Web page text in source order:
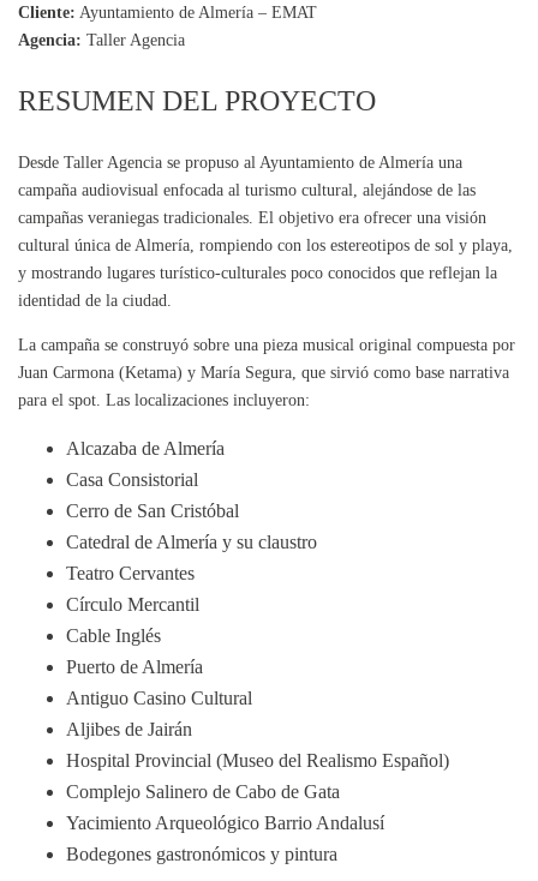
Cliente: Ayuntamiento de Almería – EMAT
Agencia: Taller Agencia
RESUMEN DEL PROYECTO
Desde Taller Agencia se propuso al Ayuntamiento de Almería una
campaña audiovisual enfocada al turismo cultural, alejándose de las
campañas veraniegas tradicionales. El objetivo era ofrecer una visión
cultural única de Almería, rompiendo con los estereotipos de sol y playa,
y mostrando lugares turístico-culturales poco conocidos que reflejan la
identidad de la ciudad.
La campaña se construyó sobre una pieza musical original compuesta por
Juan Carmona (Ketama) y María Segura, que sirvió como base narrativa
para el spot. Las localizaciones incluyeron:
Alcazaba de Almería
Casa Consistorial
Cerro de San Cristóbal
Catedral de Almería y su claustro
Teatro Cervantes
Círculo Mercantil
Cable Inglés
Puerto de Almería
Antiguo Casino Cultural
Aljibes de Jairán
Hospital Provincial (Museo del Realismo Español)
Complejo Salinero de Cabo de Gata
Yacimiento Arqueológico Barrio Andalusí
Bodegones gastronómicos y pintura